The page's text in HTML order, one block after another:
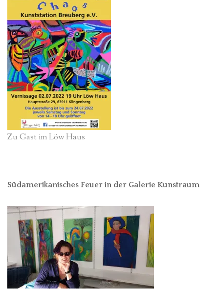
Zu Gast im Löw Haus
Südamerikanisches Feuer in der Galerie Kunstraum